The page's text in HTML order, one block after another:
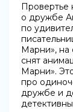
Провертье
о дружбе
по
Марни», на
снят
Марни».
про
дружбе и